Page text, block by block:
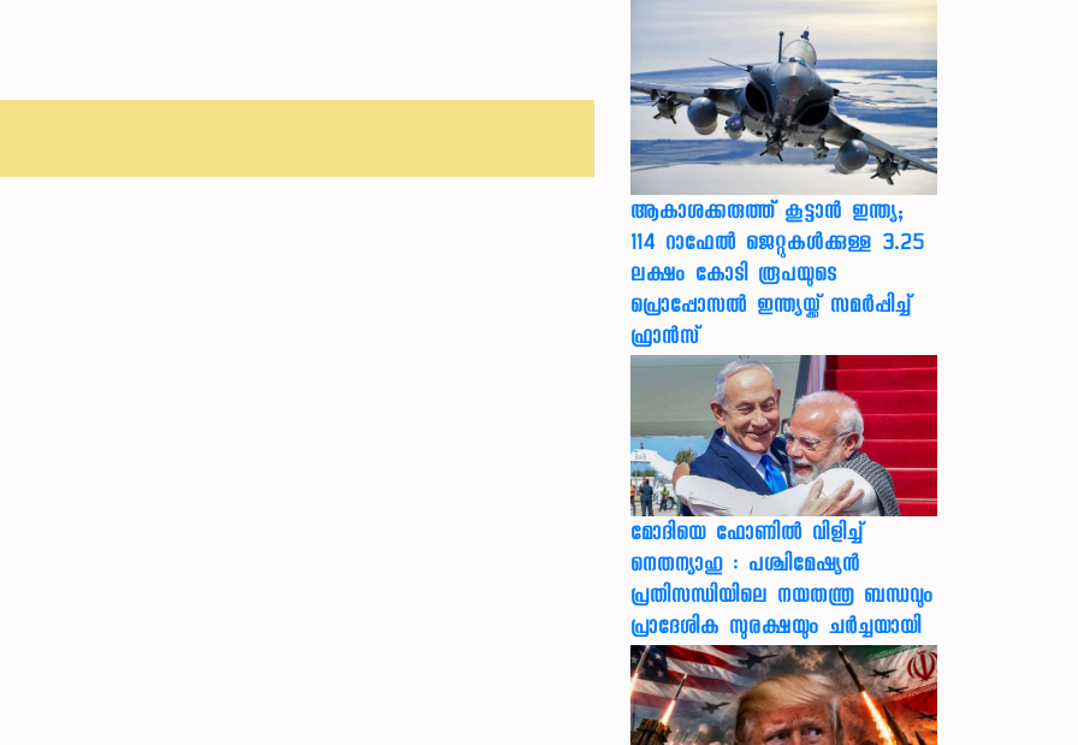
ആകാശക്കരുത്ത് കൂട്ടാൻ ഇന്ത്യ;
114 റാഫേൽ ജെറ്റുകൾക്കുള്ള 3.25
ലക്ഷം കോടി രൂപയുടെ
പ്രൊപ്പോസൽ ഇന്ത്യയ്ക്ക് സമർപ്പിച്ച്
ഫ്രാൻസ്
മോദിയെ ഫോണിൽ വിളിച്ച്
നെതന്യാഹു : പശ്ചിമേഷ്യൻ
പ്രതിസന്ധിയിലെ നയതന്ത്ര ബന്ധവും
പ്രാദേശിക സുരക്ഷയും ചർച്ചയായി